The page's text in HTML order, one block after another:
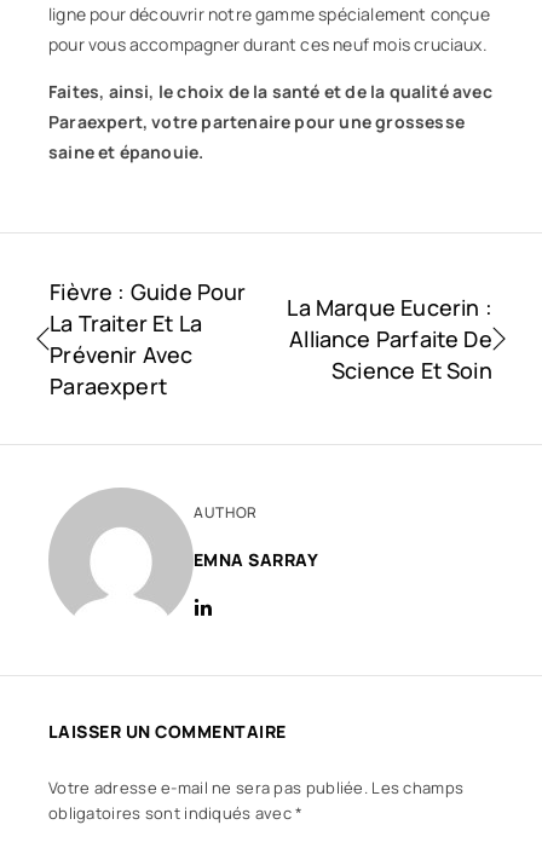
ligne pour découvrir notre gamme spécialement conçue
pour vous accompagner durant ces neuf mois cruciaux.
Faites, ainsi, le choix de la santé et de la qualité avec
Paraexpert, votre partenaire pour une grossesse
saine et épanouie.
Fièvre : Guide Pour
La Traiter Et La
Prévenir Avec
Paraexpert
La Marque Eucerin :
Alliance Parfaite De
Science Et Soin
AUTHOR
EMNA SARRAY
LAISSER UN COMMENTAIRE
Votre adresse e-mail ne sera pas publiée. Les champs
obligatoires sont indiqués avec*